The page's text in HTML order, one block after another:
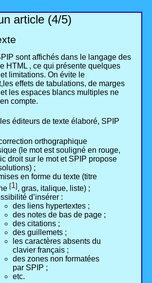
article (4/5)
sont affichés dans le langage des
HTML , ce qui présente quelques
limitations. On évite le
effets de tabulations, de marges
les espaces blancs multiples ne
compte.
éditeurs de texte élaboré, SPIP
orthographique
(le mot est souligné en rouge,
droit sur le mot et SPIP propose
;
en forme du texte (titre
[1] , gras, italique, liste) ;
d’insérer :
des liens hypertextes ;
des notes de bas de page ;
des citations ;
des guillemets ;
les caractères absents du
clavier français ;
des zones non formatées
par SPIP ;
etc.